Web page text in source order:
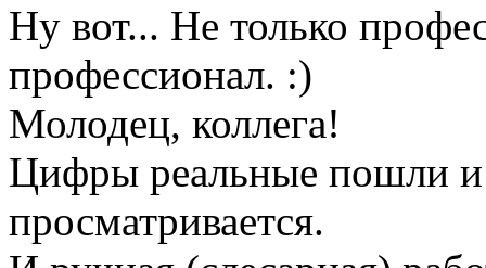
Ну вот... Не только
профессионал. :)
Молодец, коллега!
Цифры реальные пошли и
просматривается.